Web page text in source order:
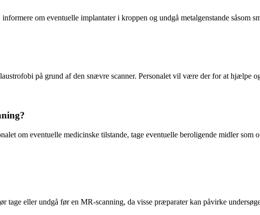
om eventuelle implantater i kroppen og undgå metalgenstande såsom
på grund af den snævre scanner. Personalet vil være der for at hjælpe
om eventuelle medicinske tilstande, tage eventuelle beroligende midler som
eller undgå før en MR-scanning, da visse præparater kan påvirke